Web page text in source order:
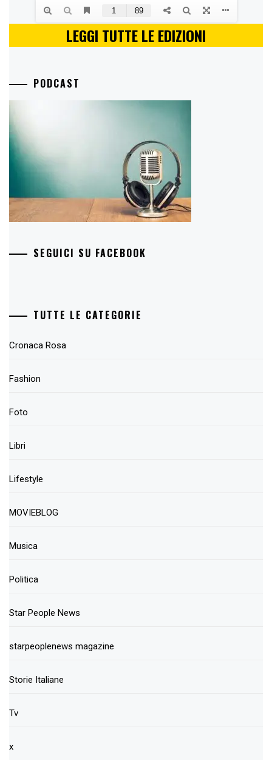
LEGGI TUTTE LE EDIZIONI
PODCAST
SEGUICI SU FACEBOOK
TUTTE LE CATEGORIE
Cronaca Rosa
Fashion
Foto
Libri
Lifestyle
MOVIEBLOG
Musica
Politica
Star People News
starpeoplenews magazine
Storie Italiane
Tv
x